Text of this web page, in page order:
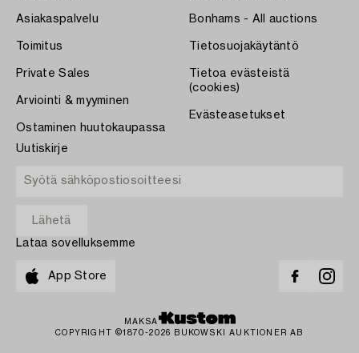
Asiakaspalvelu
Toimitus
Private Sales
Arviointi & myyminen
Ostaminen huutokaupassa
Bonhams - All auctions
Tietosuojakäytäntö
Tietoa evästeistä
(cookies)
Evästeasetukset
Uutiskirje
Lataa sovelluksemme
App Store
MAKSA
COPYRIGHT ©1870-2026 BUKOWSKI AUKTIONER AB